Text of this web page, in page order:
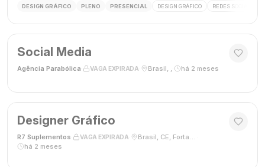
DESIGN GRÁFICO PLENO PRESENCIAL DESIGN GRÁFICO REDES SOCIAIS
Social Media
Agência Parabólica VAGA EXPIRADA Brasil, , há 2 meses
Designer Gráfico
R7 Suplementos VAGA EXPIRADA Brasil, CE, Fortaleza
há 2 meses